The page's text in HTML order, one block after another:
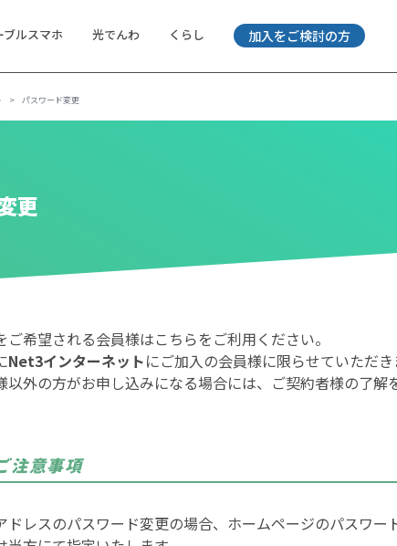
ブルスマホ 光でんわ くらし 加入をご検討の方
パスワード変更
更
ご希望される会員様はこちらをご利用ください。
Net3インターネットにご加入の会員様に限らせていただき
以外の方がお申し込みになる場合には、ご契約者様の了
注意事項
ドレスのパスワード変更の場合、ホームページのパスワー